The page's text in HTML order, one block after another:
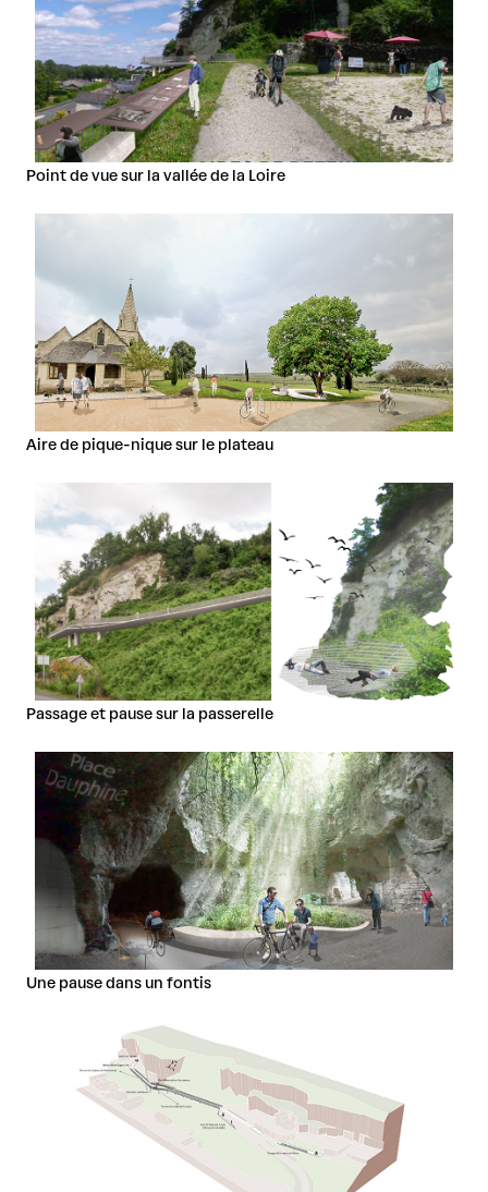
Point de vue sur la vallée de la Loire
Aire de pique-nique sur le plateau
Passage et pause sur la passerelle
Une pause dans un fontis